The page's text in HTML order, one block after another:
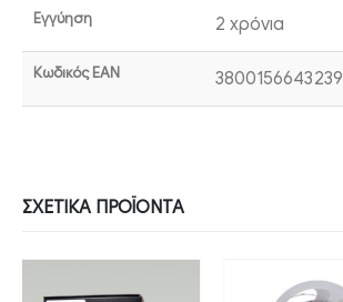
Εγγύηση 2 χρόνια
Κωδικός EAN 3800156643239
ΣΧΕΤΙΚΆ ΠΡΟΪΌΝΤΑ